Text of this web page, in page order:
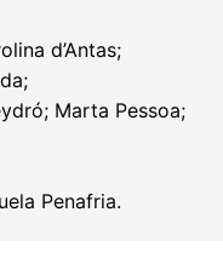
d’Antas;
Marta Pessoa;
Penafria.